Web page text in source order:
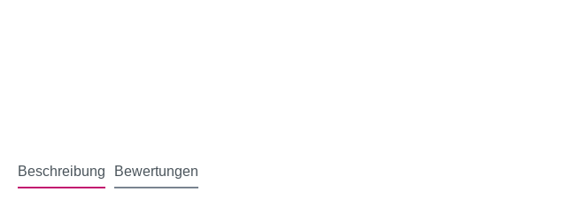
Beschreibung Bewertungen